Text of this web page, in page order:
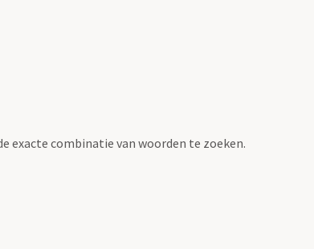
exacte combinatie van woorden te zoeken.